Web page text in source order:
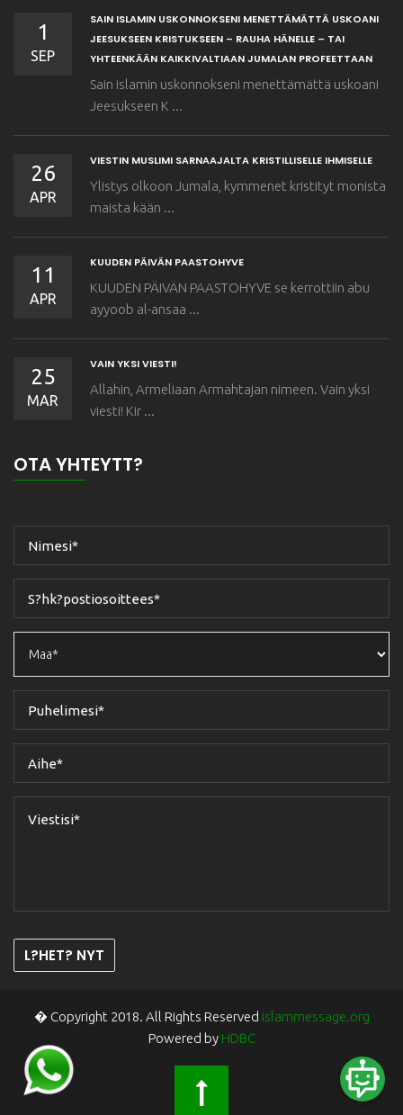
1
SEP
SAIN ISLAMIN USKONNOKSENI MENETTÄMÄTTÄ USKOANI
JEESUKSEEN KRISTUKSEEN – RAUHA HÄNELLE – TAI
YHTEENKÄÄN KAIKKIVALTIAAN JUMALAN PROFEETTAAN
Sain islamin uskonnokseni menettämättä uskoani
Jeesukseen K ...
26
APR
VIESTIN MUSLIMI SARNAAJALTA KRISTILLISELLE IHMISELLE
Ylistys olkoon Jumala, kymmenet kristityt monista
maista kään ...
11
APR
KUUDEN PÄIVÄN PAASTOHYVE
KUUDEN PÄIVÄN PAASTOHYVE se kerrottiin abu
ayyoob al-ansaa ...
25
MAR
VAIN YKSI VIESTI!
Allahin, Armeliaan Armahtajan nimeen. Vain yksi
viesti! Kir ...
OTA YHTEYTT?
L?HET? NYT
� Copyright 2018. All Rights Reserved islammessage.org
Powered by HDBC